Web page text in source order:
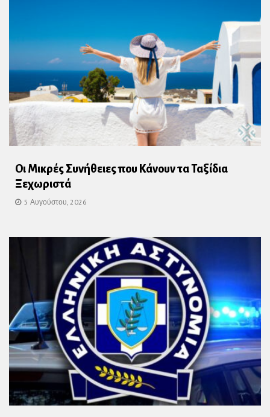
Οι Μικρές Συνήθειες που Κάνουν τα Ταξίδια
Ξεχωριστά
5 Αυγούστου, 2026